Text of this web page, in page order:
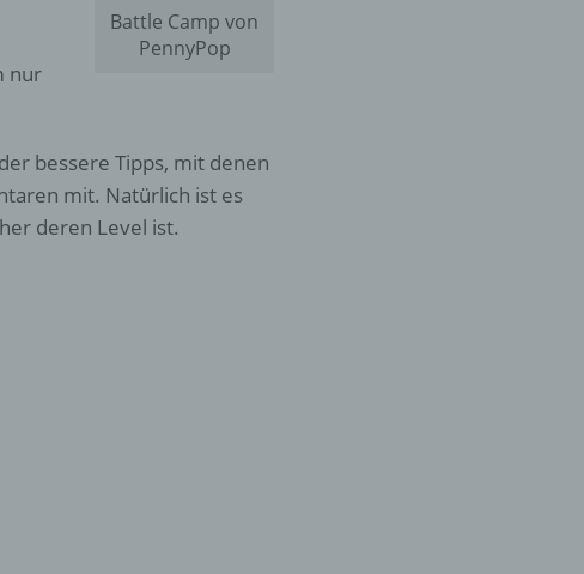
Battle Camp von
PennyPop
nur
bessere Tipps, mit denen
mit. Natürlich ist es
deren Level ist.